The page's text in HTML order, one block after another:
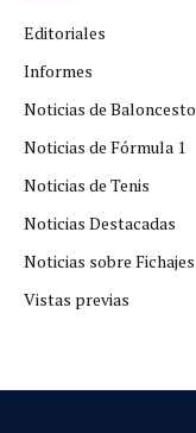
Editoriales
Informes
Noticias de Baloncesto
Noticias de Fórmula 1
Noticias de Tenis
Noticias Destacadas
Noticias sobre Fichajes
Vistas previas